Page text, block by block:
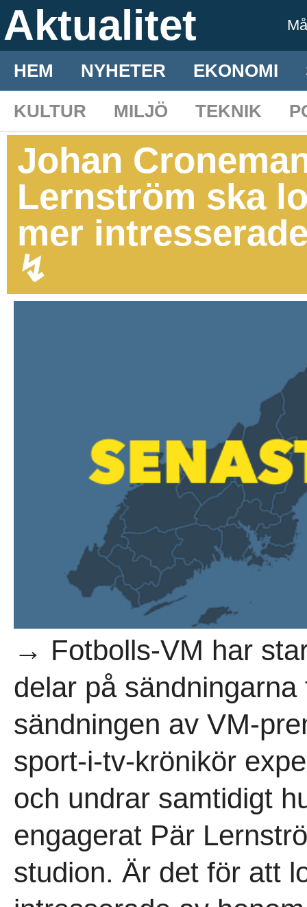
Aktualitet
HEM NYHETER EKONOMI
KULTUR
MILJÖ TEKNIK
Johan
Lernström ska
mer
↯
→ Fotbolls-VM har
delar på
sändningen av VM-
sport-i-tv-krönikör
och undrar samtidigt
engagerat Pär
studion. Är det för att